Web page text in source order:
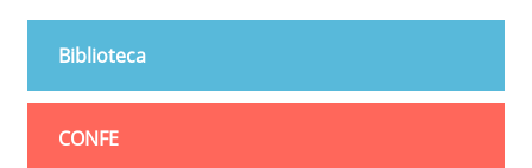
Biblioteca
CONFE